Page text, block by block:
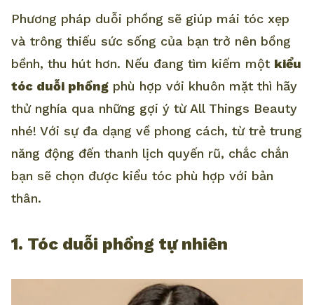
Phương pháp duỗi phồng sẽ giúp mái tóc xẹp
và trông thiếu sức sống của bạn trở nên bồng
bềnh, thu hút hơn. Nếu đang tìm kiếm một kiểu
tóc duỗi phồng phù hợp với khuôn mặt thì hãy
thử nghía qua những gợi ý từ All Things Beauty
nhé! Với sự đa dạng về phong cách, từ trẻ trung
năng động đến thanh lịch quyến rũ, chắc chắn
bạn sẽ chọn được kiểu tóc phù hợp với bản
thân.
1. Tóc duỗi phồng tự nhiên